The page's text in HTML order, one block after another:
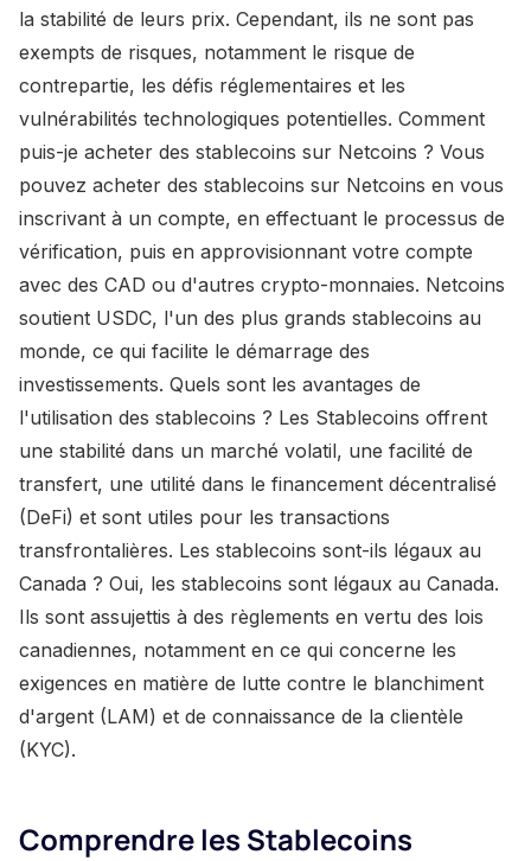
la stabilité de leurs prix. Cependant, ils ne sont pas
exempts de risques, notamment le risque de
contrepartie, les défis réglementaires et les
vulnérabilités technologiques potentielles. Comment
puis-je acheter des stablecoins sur Netcoins ? Vous
pouvez acheter des stablecoins sur Netcoins en vous
inscrivant à un compte, en effectuant le processus de
vérification, puis en approvisionnant votre compte
avec des CAD ou d'autres crypto-monnaies. Netcoins
soutient USDC, l'un des plus grands stablecoins au
monde, ce qui facilite le démarrage des
investissements. Quels sont les avantages de
l'utilisation des stablecoins ? Les Stablecoins offrent
une stabilité dans un marché volatil, une facilité de
transfert, une utilité dans le financement décentralisé
(DeFi) et sont utiles pour les transactions
transfrontalières. Les stablecoins sont-ils légaux au
Canada ? Oui, les stablecoins sont légaux au Canada.
Ils sont assujettis à des règlements en vertu des lois
canadiennes, notamment en ce qui concerne les
exigences en matière de lutte contre le blanchiment
d'argent (LAM) et de connaissance de la clientèle
(KYC).
Comprendre les Stablecoins